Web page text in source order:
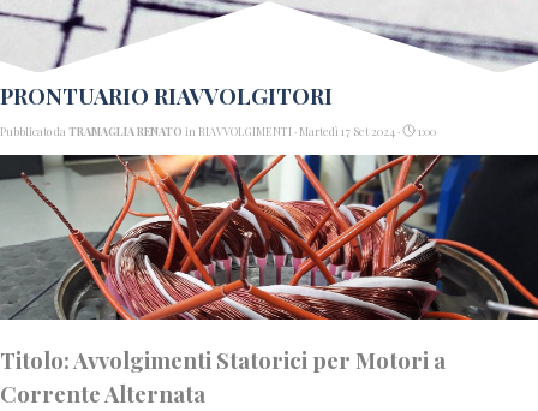
PRONTUARIO RIAVVOLGITORI
Pubblicato da TRAMAGLIA RENATO in RIAVVOLGIMENTI · Martedì 17 Set 2024 · 1:00
Titolo: Avvolgimenti Statorici per Motori a
Corrente Alternata